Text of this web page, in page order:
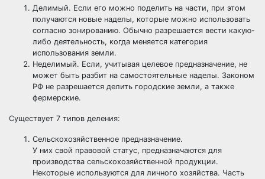
Делимый. Если его можно поделить на части, при этом
получаются новые наделы, которые можно использовать
согласно зонированию. Обычно разрешается вести какую-
либо деятельность, когда меняется категория
использования земли.
Неделимый. Если, учитывая целевое предназначение, не
может быть разбит на самостоятельные наделы. Законом
РФ не разрешается делить городские земли, а также
фермерские.
Существует 7 типов деления:
Сельскохозяйственное предназначение.
У них свой правовой статус, предназначаются для
производства сельскохозяйственной продукции.
Некоторые используются для личного хозяйства. Часть